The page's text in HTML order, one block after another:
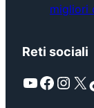
migliori
Reti sociali
YouTube Facebook Instagram X